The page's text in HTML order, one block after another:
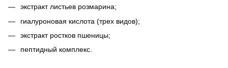
экстракт листьев розмарина;
гиалуроновая кислота (трех видов);
экстракт ростков пшеницы;
пептидный комплекс.